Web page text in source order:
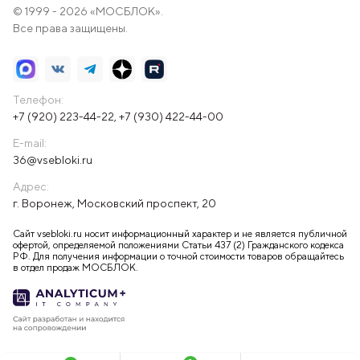
© 1999 - 2026 «МОСБЛОК».
Все права защищены.
Телефон:
+7 (920) 223-44-22, +7 (930) 422-44-00
E-mail:
36@vsebloki.ru
Адрес:
г. Воронеж, Московский проспект, 20
Сайт vsebloki.ru носит информационный характер и не является публичной
офертой, определяемой положениями Статьи 437 (2) Гражданского кодекса
РФ. Для получения информации о точной стоимости товаров обращайтесь
в отдел продаж МОСБЛОК.